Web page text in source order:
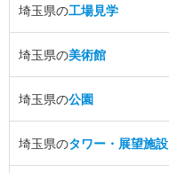
埼玉県の工場見学
埼玉県の美術館
埼玉県の公園
埼玉県のタワー・展望施設